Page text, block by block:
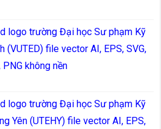
logo trường Đại học Sư phạm Kỹ
(VUTED) file vector AI, EPS, SVG,
PNG không nền
logo trường Đại học Sư phạm Kỹ
Yên (UTEHY) file vector AI, EPS,